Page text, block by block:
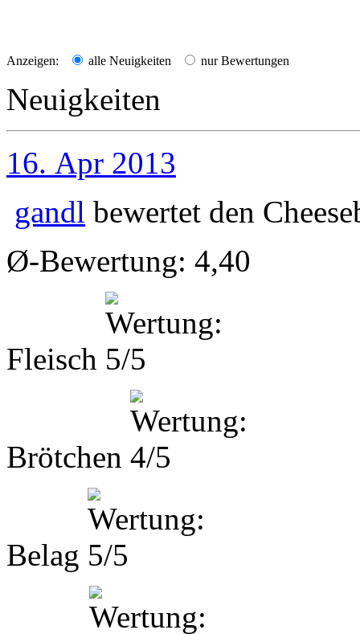
Anzeigen: alle Neuigkeiten nur Bewertungen
Neuigkeiten
16. Apr 2013
gandl bewertet den
Ø-Bewertung: 4,40
Fleisch
Brötchen
Belag